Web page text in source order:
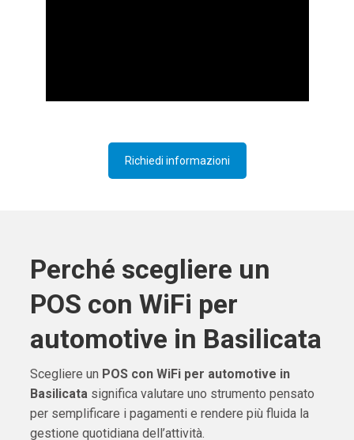
Richiedi informazioni
Perché scegliere un
POS con WiFi per
automotive in Basilicata
Scegliere un POS con WiFi per automotive in
Basilicatasignifica valutare uno strumento pensato
per semplificare i pagamenti e rendere più fluida la
gestione quotidiana dell’attività.